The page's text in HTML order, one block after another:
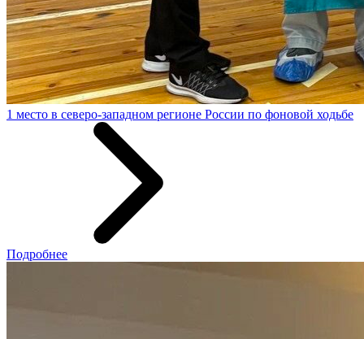
1 место в северо-западном регионе России по фоновой ходьбе
Подробнее